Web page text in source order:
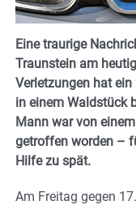
Eine traurige
Traunstein am
Verletzungen hat
in einem Waldstück
Mann war von
getroffen worden –
Hilfe zu spät.
Am Freitag gegen